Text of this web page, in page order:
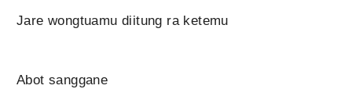
Jare wongtuamu diitung ra ketemu
Abot sanggane